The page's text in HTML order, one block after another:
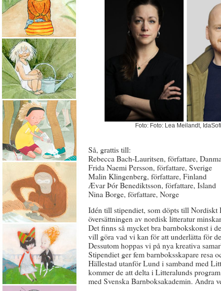
Foto: Foto: Lea Meilandt,
Så, grattis till:
Rebecca Bach-Lauritsen, författare,
Frida Naemi Persson, författare, Sverige
Malin Klingenberg, författare, Finland
Ævar Þór Benediktsson, författare, Island
Nina Borge, författare, Norge
Idén till stipendiet, som döpts till Nordiskt
översättningen av nordisk litteratur
Det finns så mycket bra barnbokskonst i
vill göra vad vi kan för att underlätta för
Dessutom hoppas vi på nya kreativa
Stipendiet ger fem barnboksskapare resa
Hällestad utanför Lund i samband med
kommer de att delta i Litteralunds
med Svenska Barnboksakademin. Andra